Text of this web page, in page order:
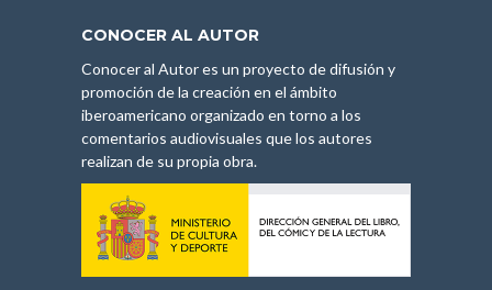
CONOCER AL AUTOR
Conocer al Autor es un proyecto de difusión y
promoción de la creación en el ámbito
iberoamericano organizado en torno a los
comentarios audiovisuales que los autores
realizan de su propia obra.